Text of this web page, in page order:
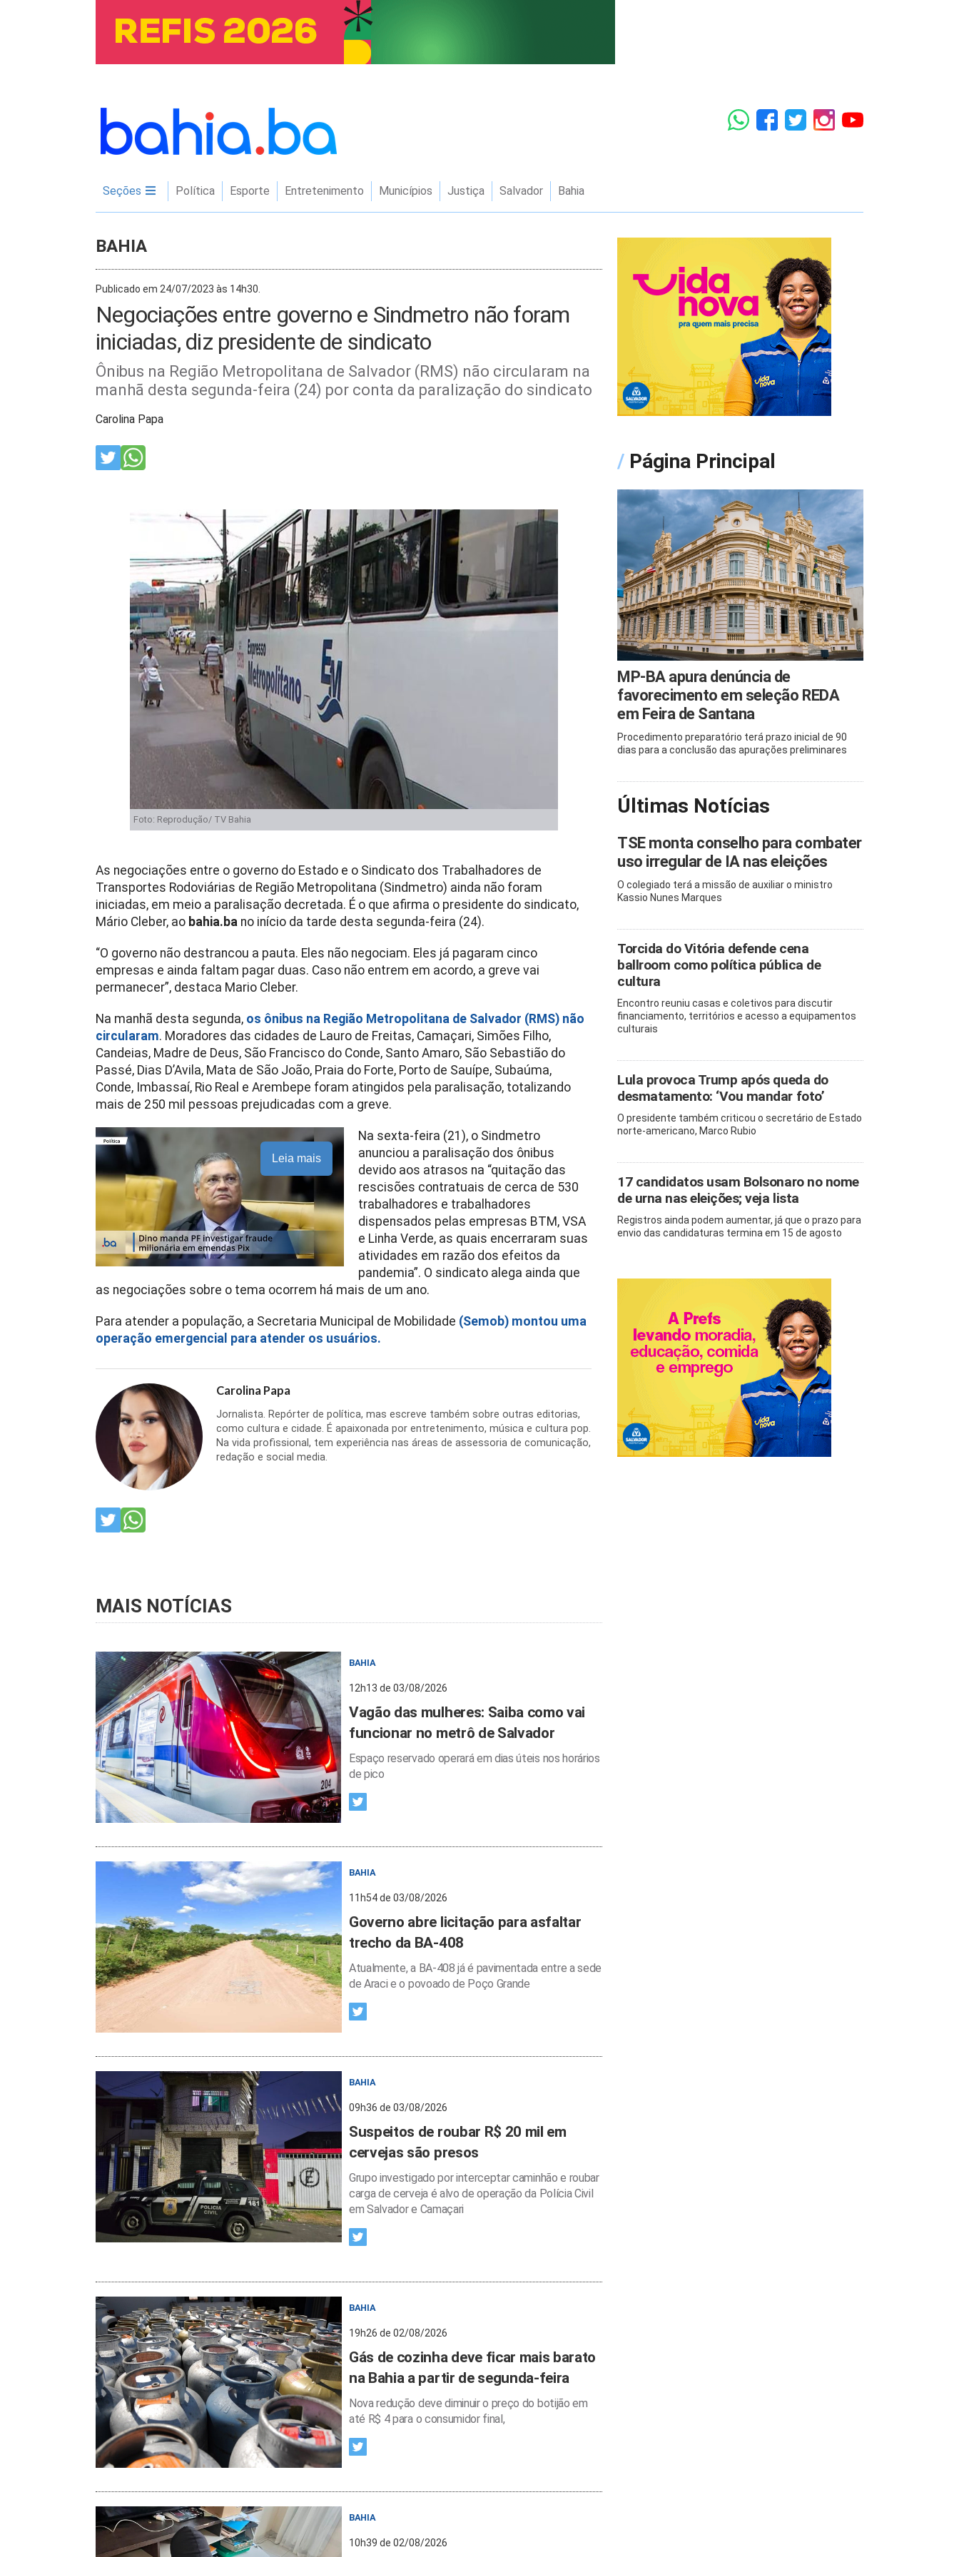
Seções Política Esporte Entretenimento Municípios Justiça Salvador Bahia
BAHIA
Publicado em 24/07/2023 às 14h30.
Negociações entre governo e Sindmetro não foram
iniciadas, diz presidente de sindicato
Ônibus na Região Metropolitana de Salvador (RMS) não circularam na
manhã desta segunda-feira (24) por conta da paralização do sindicato
Carolina Papa
Foto: Reprodução/ TV Bahia
As negociações entre o governo do Estado e o Sindicato dos Trabalhadores de
Transportes Rodoviárias de Região Metropolitana (Sindmetro) ainda não foram
iniciadas, em meio a paralisação decretada. É o que afirma o presidente do sindicato,
Mário Cleber, ao bahia.ba no início da tarde desta segunda-feira (24).
“O governo não destrancou a pauta. Eles não negociam. Eles já pagaram cinco
empresas e ainda faltam pagar duas. Caso não entrem em acordo, a greve vai
permanecer”, destaca Mario Cleber.
Na manhã desta segunda, os ônibus na Região Metropolitana de Salvador (RMS) não
circularam. Moradores das cidades de Lauro de Freitas, Camaçari, Simões Filho,
Candeias, Madre de Deus, São Francisco do Conde, Santo Amaro, São Sebastião do
Passé, Dias D’Avila, Mata de São João, Praia do Forte, Porto de Sauípe, Subaúma,
Conde, Imbassaí, Rio Real e Arembepe foram atingidos pela paralisação, totalizando
mais de 250 mil pessoas prejudicadas com a greve.
Leia mais
Na sexta-feira (21), o Sindmetro
anunciou a paralisação dos ônibus
devido aos atrasos na “quitação das
rescisões contratuais de cerca de 530
trabalhadores e trabalhadores
dispensados pelas empresas BTM, VSA
e Linha Verde, as quais encerraram suas
atividades em razão dos efeitos da
pandemia”. O sindicato alega ainda que
as negociações sobre o tema ocorrem há mais de um ano.
Para atender a população, a Secretaria Municipal de Mobilidade (Semob) montou uma
operação emergencial para atender os usuários.
Carolina Papa
Jornalista. Repórter de política, mas escreve também sobre outras editorias,
como cultura e cidade. É apaixonada por entretenimento, música e cultura pop.
Na vida profissional, tem experiência nas áreas de assessoria de comunicação,
redação e social media.
MAIS NOTÍCIAS
BAHIA
12h13 de 03/08/2026
Vagão das mulheres: Saiba como vai
funcionar no metrô de Salvador
Espaço reservado operará em dias úteis nos horários
de pico
BAHIA
11h54 de 03/08/2026
Governo abre licitação para asfaltar
trecho da BA-408
Atualmente, a BA-408 já é pavimentada entre a sede
de Araci e o povoado de Poço Grande
BAHIA
09h36 de 03/08/2026
Suspeitos de roubar R$ 20 mil em
cervejas são presos
Grupo investigado por interceptar caminhão e roubar
carga de cerveja é alvo de operação da Polícia Civil
em Salvador e Camaçari
BAHIA
19h26 de 02/08/2026
Gás de cozinha deve ficar mais barato
na Bahia a partir de segunda-feira
Nova redução deve diminuir o preço do botijão em
até R$ 4 para o consumidor final,
BAHIA
10h39 de 02/08/2026
/ Página Principal
MP-BA apura denúncia de
favorecimento em seleção REDA
em Feira de Santana
Procedimento preparatório terá prazo inicial de 90
dias para a conclusão das apurações preliminares
Últimas Notícias
TSE monta conselho para combater
uso irregular de IA nas eleições
O colegiado terá a missão de auxiliar o ministro
Kassio Nunes Marques
Torcida do Vitória defende cena
ballroom como política pública de
cultura
Encontro reuniu casas e coletivos para discutir
financiamento, territórios e acesso a equipamentos
culturais
Lula provoca Trump após queda do
desmatamento: ‘Vou mandar foto’
O presidente também criticou o secretário de Estado
norte-americano, Marco Rubio
17 candidatos usam Bolsonaro no nome
de urna nas eleições; veja lista
Registros ainda podem aumentar, já que o prazo para
envio das candidaturas termina em 15 de agosto